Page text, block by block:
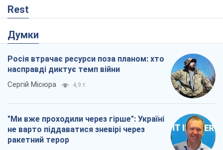
Rest
Думки
Росія втрачає ресурси поза планом: хто
насправді диктує темп війни
Сергій Місюра 4,9 т.
"Ми вже проходили через гірше": Україні
не варто піддаватися зневірі через
ракетний терор